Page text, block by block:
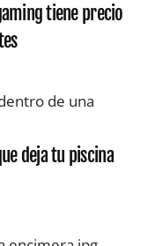
tiene precio
deja tu piscina